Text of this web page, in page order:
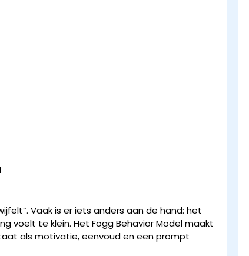
Vaak is er iets anders aan de hand: het
voelt te klein. Het Fogg Behavior Model maakt
als motivatie, eenvoud en een prompt